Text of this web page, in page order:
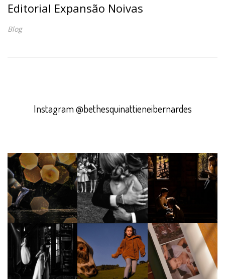
Editorial Expansão Noivas
Blog
Instagram @bethesquinattieneibernardes